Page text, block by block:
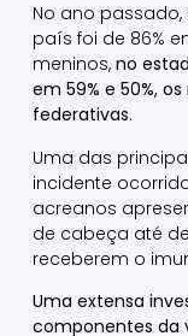
No ano
país foi de 86%
meninos, no
em 59% e 50%,
federativas.
Uma das
incidente
acreanos
de cabeça até
receberem o
Uma extensa
componentes da